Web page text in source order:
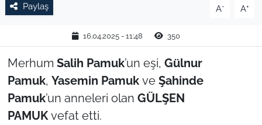
Paylaş A- A+
16.04.2025 - 11:48 350
Merhum Salih Pamuk’un eşi, Gülnur
Pamuk, Yasemin Pamukve Şahinde
Pamuk’un anneleri olan GÜLŞEN
PAMUKvefat etti.
YAŞAM
EDİRNE